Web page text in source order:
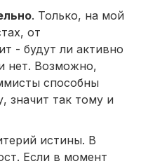
. Только, на мой
от
- будут ли активно
нет. Возможно,
способны
значит так тому и
истины. В
Если в момент